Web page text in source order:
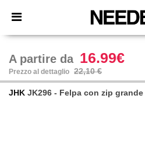
× App Needen
Prezzi migliori sull'app!
A partire da 16.99€
Prezzo al dettaglio 22,10 €
JHK JK296 - Felpa con zip grande